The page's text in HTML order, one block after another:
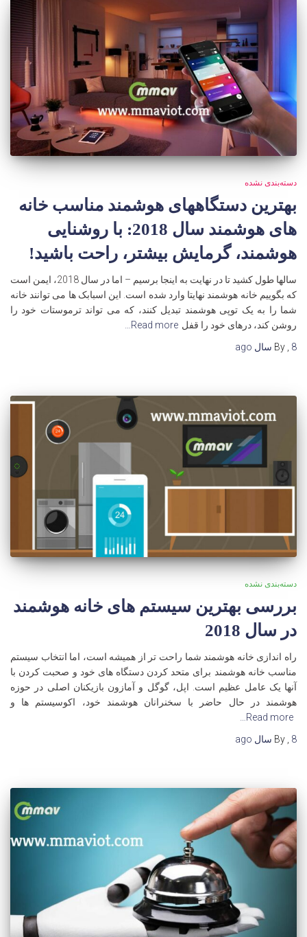
دسته‌بندی نشده
بهترین دستگاههای هوشمند مناسب خانه
های هوشمند سال 2018: با روشنایی
هوشمند، گرمایش بیشتر، راحت باشید!
سالها طول کشید تا در نهایت به اینجا برسیم – اما در سال 2018، ایمن است
که بگوییم خانه هوشمند نهایتا وارد شده است. این اسبابک ها می توانند خانه
شما را به یک توپی هوشمند تبدیل کنند، که می تواند ترموستات خود را
روشن کند، درهای خود را قفل Read more…
By , 8 سال
دسته‌بندی نشده
بررسی بهترین سیستم های خانه هوشمند
در سال 2018
راه اندازی خانه هوشمند شما راحت تر از همیشه است، اما انتخاب سیستم
مناسب خانه هوشمند برای متحد کردن دستگاه های خود و صحبت کردن با
آنها یک عامل عظیم است. اپل، گوگل و آمازون بازیکنان اصلی در حوزه
هوشمند در حال حاضر با سخنرانان هوشمند خود، اکوسیستم ها و
Read more…
By
8 سال